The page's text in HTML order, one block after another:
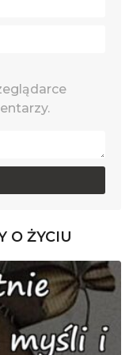
O ŻYCIU